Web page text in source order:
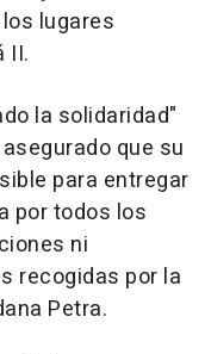
lugares
II.
la solidaridad"
que su
para entregar
por todos los
ni
recogidas por la
Petra.